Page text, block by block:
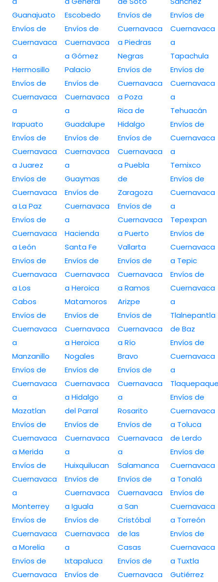
Guanajuato
Envíos de
Cuernavaca
a
Hermosillo
Envíos de
Cuernavaca
a
Irapuato
Envíos de
Cuernavaca
a Juarez
Envíos de
Cuernavaca
a La Paz
Envíos de
Cuernavaca
a León
Envíos de
Cuernavaca
a Los
Cabos
Envíos de
Cuernavaca
a
Manzanillo
Envíos de
Cuernavaca
a
Mazatlan
Envíos de
Cuernavaca
a Merida
Envíos de
Cuernavaca
a
Monterrey
Envíos de
Cuernavaca
a Morelia
Envíos de
Cuernavaca
Escobedo
Envíos de
Cuernavaca
a Gómez
Palacio
Envíos de
Cuernavaca
a
Guadalupe
Envíos de
Cuernavaca
a
Guaymas
Envíos de
Cuernavaca
a
Hacienda
Santa Fe
Envíos de
Cuernavaca
a Heroica
Matamoros
Envíos de
Cuernavaca
a Heroica
Nogales
Envíos de
Cuernavaca
a Hidalgo
del Parral
Envíos de
Cuernavaca
a
Huixquilucan
Envíos de
Cuernavaca
a Iguala
Envíos de
Cuernavaca
a
Ixtapaluca
Envíos de
Envíos de
Cuernavaca
a Piedras
Negras
Envíos de
Cuernavaca
a Poza
Rica de
Hidalgo
Envíos de
Cuernavaca
a Puebla
de
Zaragoza
Envíos de
Cuernavaca
a Puerto
Vallarta
Envíos de
Cuernavaca
a Ramos
Arizpe
Envíos de
Cuernavaca
a Río
Bravo
Envíos de
Cuernavaca
a
Rosarito
Envíos de
Cuernavaca
a
Salamanca
Envíos de
Cuernavaca
a San
Cristóbal
de las
Casas
Envíos de
Cuernavaca
Envíos de
Cuernavaca
a
Tapachula
Envíos de
Cuernavaca
a
Tehuacán
Envíos de
Cuernavaca
a
Temixco
Envíos de
Cuernavaca
a
Tepexpan
Envíos de
Cuernavaca
a Tepic
Envíos de
Cuernavaca
a
Tlalnepantla
de Baz
Envíos de
Cuernavaca
a
Envíos de
Cuernavaca
a Toluca
de Lerdo
Envíos de
Cuernavaca
a Tonalá
Envíos de
Cuernavaca
a Torreón
Envíos de
Cuernavaca
a Tuxtla
Gutiérrez